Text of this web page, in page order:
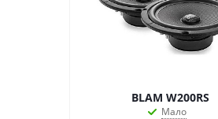
BLAM W200RS
Мало